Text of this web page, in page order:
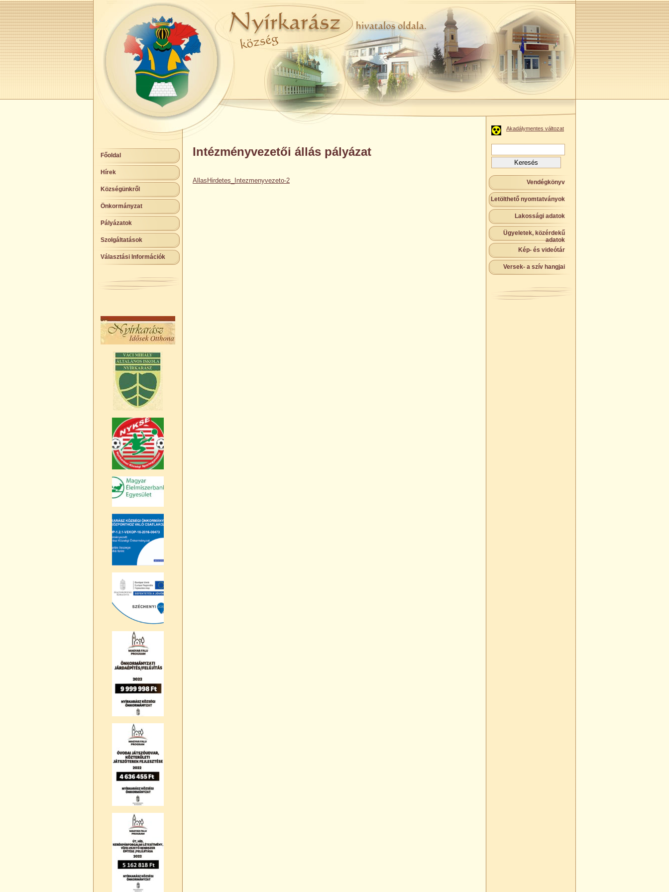
Főoldal
Hírek
Községünkről
Önkormányzat
Pályázatok
Szolgáltatások
Választási Információk
Intézményvezetői állás pályázat
AllasHirdetes_Intezmenyvezeto-2
Akadálymentes változat
Vendégkönyv
Letölthető nyomtatványok
Lakossági adatok
Ügyeletek, közérdekű
adatok
Kép- és videótár
Versek- a szív hangjai